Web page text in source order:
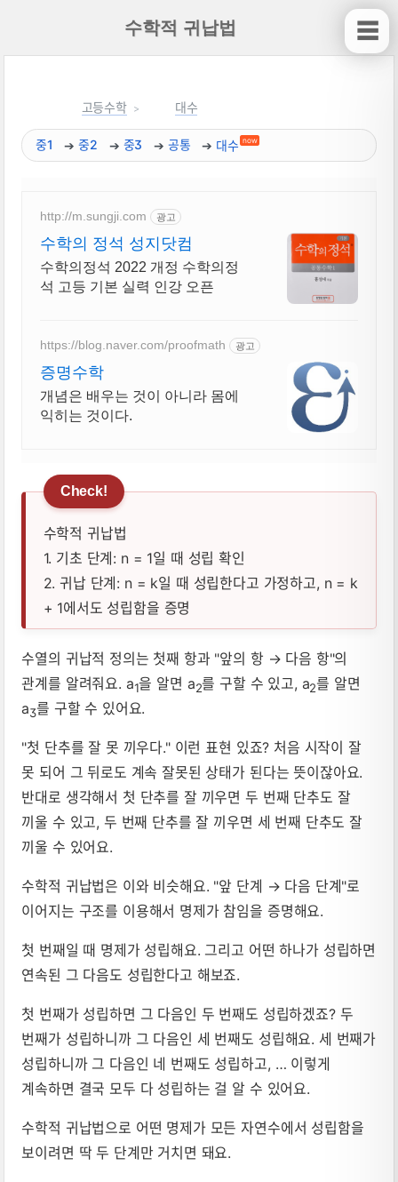
수학적 귀납법
고등수학 대수
중1 중2 중3 공통 대수 now
http://m.sungji.com 광고
수학의 정석 성지닷컴
수학의정석 2022 개정 수학의정
석 고등 기본 실력 인강 오픈
https://blog.naver.com/proofmath 광고
증명수학
개념은 배우는 것이 아니라 몸에
익히는 것이다.
수학적 귀납법
1. 기초 단계: n = 1일 때 성립 확인
2. 귀납 단계: n = k일 때 성립한다고 가정하고, n = k
+ 1에서도 성립함을 증명
수학적 귀납법 뜻, 성질, 공식 요약 및 예
수열의 귀납적 정의는 첫째 항과 "앞의 항 → 다음 항"의
관계를 알려줘요. a1을 알면 a2를 구할 수 있고, a2를 알면
a3를 구할 수 있어요.
"첫 단추를 잘 못 끼우다." 이런 표현 있죠? 처음 시작이 잘
못 되어 그 뒤로도 계속 잘못된 상태가 된다는 뜻이잖아요.
반대로 생각해서 첫 단추를 잘 끼우면 두 번째 단추도 잘
끼울 수 있고, 두 번째 단추를 잘 끼우면 세 번째 단추도 잘
끼울 수 있어요.
수학적 귀납법은 이와 비슷해요. "앞 단계 → 다음 단계"로
이어지는 구조를 이용해서 명제가 참임을 증명해요.
첫 번째일 때 명제가 성립해요. 그리고 어떤 하나가 성립하면
연속된 그 다음도 성립한다고 해보죠.
첫 번째가 성립하면 그 다음인 두 번째도 성립하겠죠? 두
번째가 성립하니까 그 다음인 세 번째도 성립해요. 세 번째가
성립하니까 그 다음인 네 번째도 성립하고, … 이렇게
계속하면 결국 모두 다 성립하는 걸 알 수 있어요.
수학적 귀납법으로 어떤 명제가 모든 자연수에서 성립함을
보이려면 딱 두 단계만 거치면 돼요.
☰